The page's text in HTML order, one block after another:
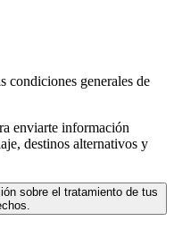
condiciones generales de
enviarte información
destinos alternativos y
sobre el tratamiento de tus